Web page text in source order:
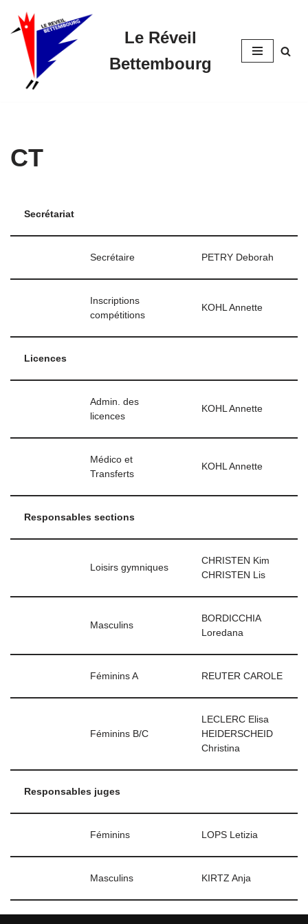
Skip
content
Le Réveil
Bettembourg
CT
Secrétariat
Secrétaire PETRY Deborah
Inscriptions
compétitions
KOHL Annette
Licences
Admin. des
licences
KOHL Annette
Médico et
Transferts
KOHL Annette
Responsables sections
Loisirs gymniques
CHRISTEN Kim
CHRISTEN Lis
Masculins
BORDICCHIA
Loredana
Féminins A REUTER CAROLE
Féminins B/C
LECLERC Elisa
HEIDERSCHEID
Christina
Responsables juges
Féminins LOPS Letizia
Masculins KIRTZ Anja